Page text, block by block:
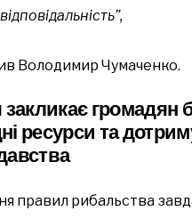
відповідальність”,
Володимир Чумаченко.
закликає
ресурси та
правил рибальства